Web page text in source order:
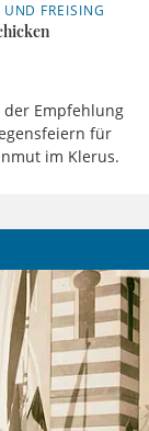
FREISING
der Empfehlung
für
im Klerus.